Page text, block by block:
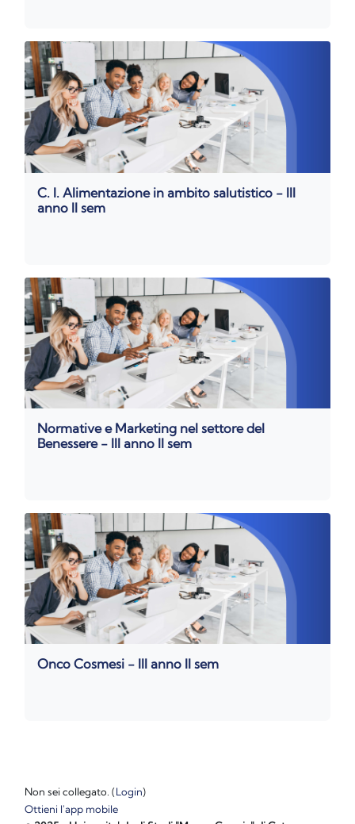
C. I. Alimentazione in ambito salutistico - III
anno II sem
Normative e Marketing nel settore del
Benessere - III anno II sem
Onco Cosmesi - III anno II sem
Non sei collegato. (Login)
Ottieni l'app mobile